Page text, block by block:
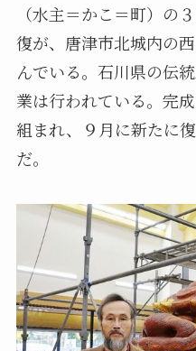
（水主＝かこ＝町）の
復が、唐津市北城内の
んでいる。石川県の伝
業は行われている。完
組まれ、９月に新たに
だ。